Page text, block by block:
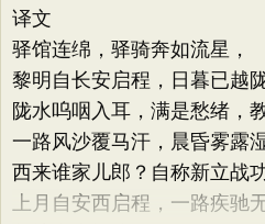
译文
驿馆连绵，驿骑奔如流星，
黎明自长安启程，日暮已越
陇水呜咽入耳，满是愁绪，
一路风沙覆马汗，晨昏雾露
西来谁家儿郎？自称新立战
上月自安西启程，一路疾驰